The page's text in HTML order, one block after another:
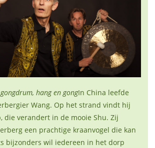
hang en gongIn China leefde
Wang. Op het strand vindt hij
die verandert in de mooie Shu. Zij
een prachtige kraanvogel die kan
bijzonders wil iedereen in het dorp